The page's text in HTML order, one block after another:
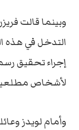
وبينما قالت
التدخل في هذه
إجراء تحقيق
لأشخاص
وأمام لويدز